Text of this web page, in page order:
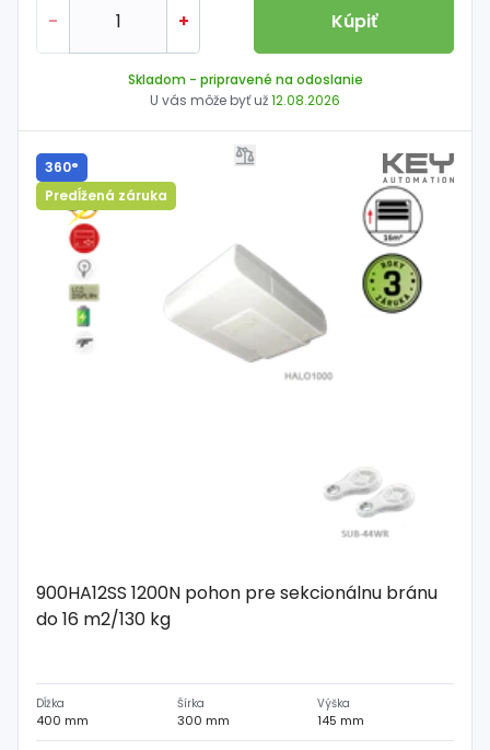
- + Kúpiť
Skladom - pripravené na odoslanie
U vás môže byť už12.08.2026
360°
Predĺžená záruka
900HA12SS 1200N pohon pre sekcionálnu bránu
do 16 m2/130 kg
Dĺžka
400 mm
Šírka
300 mm
Výška
145 mm